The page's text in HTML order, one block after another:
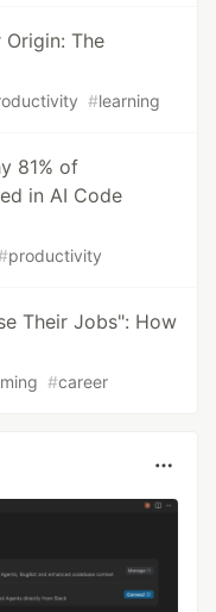
The
#learning
81% of
in AI Code
productivity
Their Jobs": How
#career